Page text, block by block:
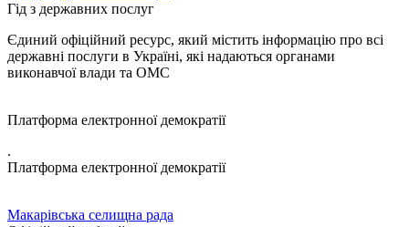
Гід з державних послуг
Єдиний офіційний ресурс, який містить інформацію про всі
державні послуги в Україні, які надаються органами
виконавчої влади та ОМС
Платформа електронної демократії
.
Платформа електронної демократії
Макарівська селищна рада